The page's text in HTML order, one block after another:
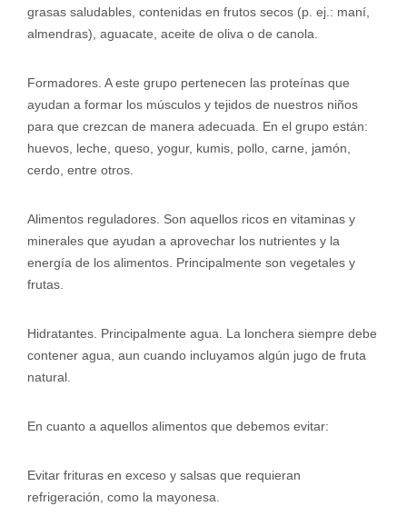
grasas saludables, contenidas en frutos secos (p. ej.: maní,
almendras), aguacate, aceite de oliva o de canola.
Formadores. A este grupo pertenecen las proteínas que
ayudan a formar los músculos y tejidos de nuestros niños
para que crezcan de manera adecuada. En el grupo están:
huevos, leche, queso, yogur, kumis, pollo, carne, jamón,
cerdo, entre otros.
Alimentos reguladores. Son aquellos ricos en vitaminas y
minerales que ayudan a aprovechar los nutrientes y la
energía de los alimentos. Principalmente son vegetales y
frutas.
Hidratantes. Principalmente agua. La lonchera siempre debe
contener agua, aun cuando incluyamos algún jugo de fruta
natural.
En cuanto a aquellos alimentos que debemos evitar:
Evitar frituras en exceso y salsas que requieran
refrigeración, como la mayonesa.